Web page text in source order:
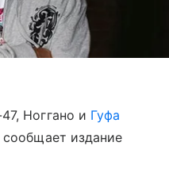
Ноггано и Гуфа
издание